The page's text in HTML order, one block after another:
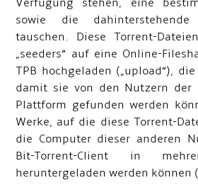
Verfügung stehen, eine
sowie die
tauschen. Diese Torrent-
„seeders“ auf eine Online-
TPB hochgeladen („upload“),
damit sie von den Nutzern der
Plattform gefunden werden
Werke, auf die diese Torrent-
die Computer dieser anderen
Bit-Torrent-Client in
heruntergeladen werden können